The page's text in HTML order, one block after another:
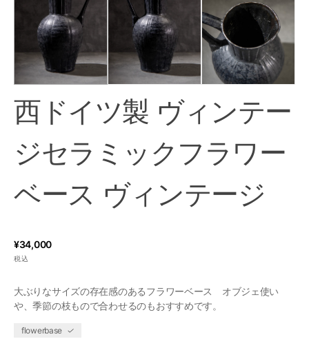
西ドイツ製 ヴィンテー
ジセラミックフラワー
ベース ヴィンテージ
通
常
格
¥34,000
税込
大ぶりなサイズの存在感のあるフラワーベース オブジェ使い
や、季節の枝もので合わせるのもおすすめです。
flowerbase